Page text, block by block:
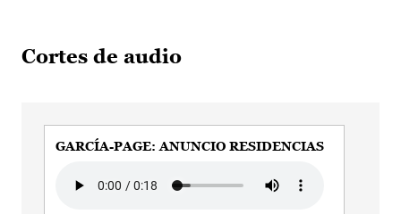
Cortes de audio
GARCÍA-PAGE: ANUNCIO RESIDENCIAS